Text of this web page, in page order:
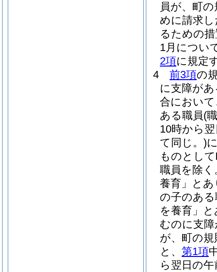
員が、町
めに請求
るための
1月につい
2項に規定
4
前3項の
に支障が
合において
ある職員(
10時から
て同じ。)
ものとし
職員を除く
養育」と
の子のあ
を養育」
むのに支
が、町の
と、 第1項
ら翌日の